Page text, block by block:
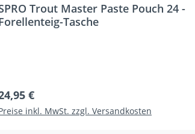
Trout Master Paste Pouch 24 -
Tasche
Preis:
€
inkl. MwSt. zzgl. Versandkosten